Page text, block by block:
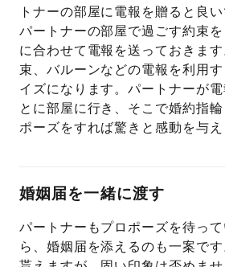
トナーの部屋に電報を贈ると良い
パートナーの部屋で過ごす約束
に合わせて電報を送っておきま
束、バルーンなどの電報を利用
イズになります。パートナーが
とに部屋に行き、そこで婚約指
ポーズをすれば驚きと感動を与え
婚姻届を一緒に渡す
パートナーもプロポーズを待っ
ら、婚姻届を添えるのも一案で